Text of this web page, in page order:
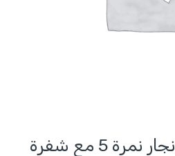
WSF2505 - فارة نجار نمرة 5 مع شفرة